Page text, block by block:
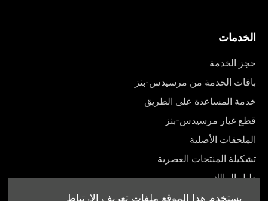
يستخدم هذا الموقع ملفات تعريف الارتباط
الخدمات
حجز الخدمة
باقات الخدمة من مرسيدس-بنز
خدمة المساعدة على الطريق
قطع غيار مرسيدس-بنز
الملحقات الأصلية
تشكيلة المنتجات العصرية
دليل المالك